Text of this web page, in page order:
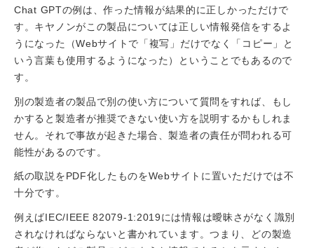
Chat GPTの例は、作った情報が結果的に正しかっただけで
す。キヤノンがこの製品については正しい情報発信をするよ
うになった（Webサイトで「複写」だけでなく「コピー」と
いう言葉も使用するようになった）ということでもあるので
す。
別の製造者の製品で別の使い方について質問をすれば、もし
かすると製造者が推奨できない使い方を説明するかもしれま
せん。それで事故が起きた場合、製造者の責任が問われる可
能性があるのです。
紙の取説をPDF化したものをWebサイトに置いただけでは不
十分です。
例えばIEC/IEEE 82079-1:2019には情報は曖昧さがなく識別
されなければならないと書かれています。つまり、どの製造